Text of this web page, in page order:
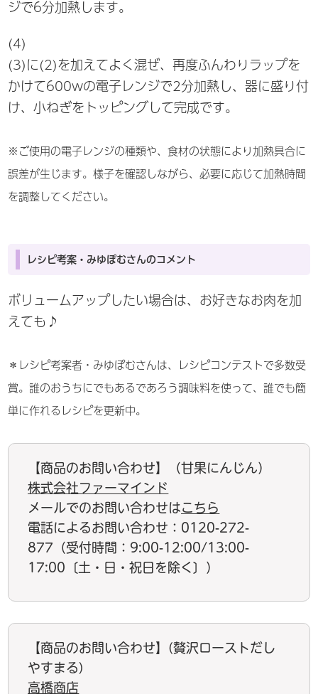
ジで6分加熱します。
(4)
(3)に(2)を加えてよく混ぜ、再度ふんわりラップを
かけて600wの電子レンジで2分加熱し、器に盛り付
け、小ねぎをトッピングして完成です。
※ご使用の電子レンジの種類や、食材の状態により加熱具合に
誤差が生じます。様子を確認しながら、必要に応じて加熱時間
を調整してください。
レシピ考案・みゆぽむさんのコメント
ボリュームアップしたい場合は、お好きなお肉を加
えても♪
＊レシピ考案者・みゆぽむさんは、レシピコンテストで多数受
賞。誰のおうちにでもあるであろう調味料を使って、誰でも簡
単に作れるレシピを更新中。
【商品のお問い合わせ】（甘果にんじん）
株式会社ファーマインド
メールでのお問い合わせはこちら
電話によるお問い合わせ：0120-272-
877（受付時間：9:00-12:00/13:00-
17:00〔土・日・祝日を除く〕）
【商品のお問い合わせ】(贅沢ローストだし
やすまる)
高橋商店